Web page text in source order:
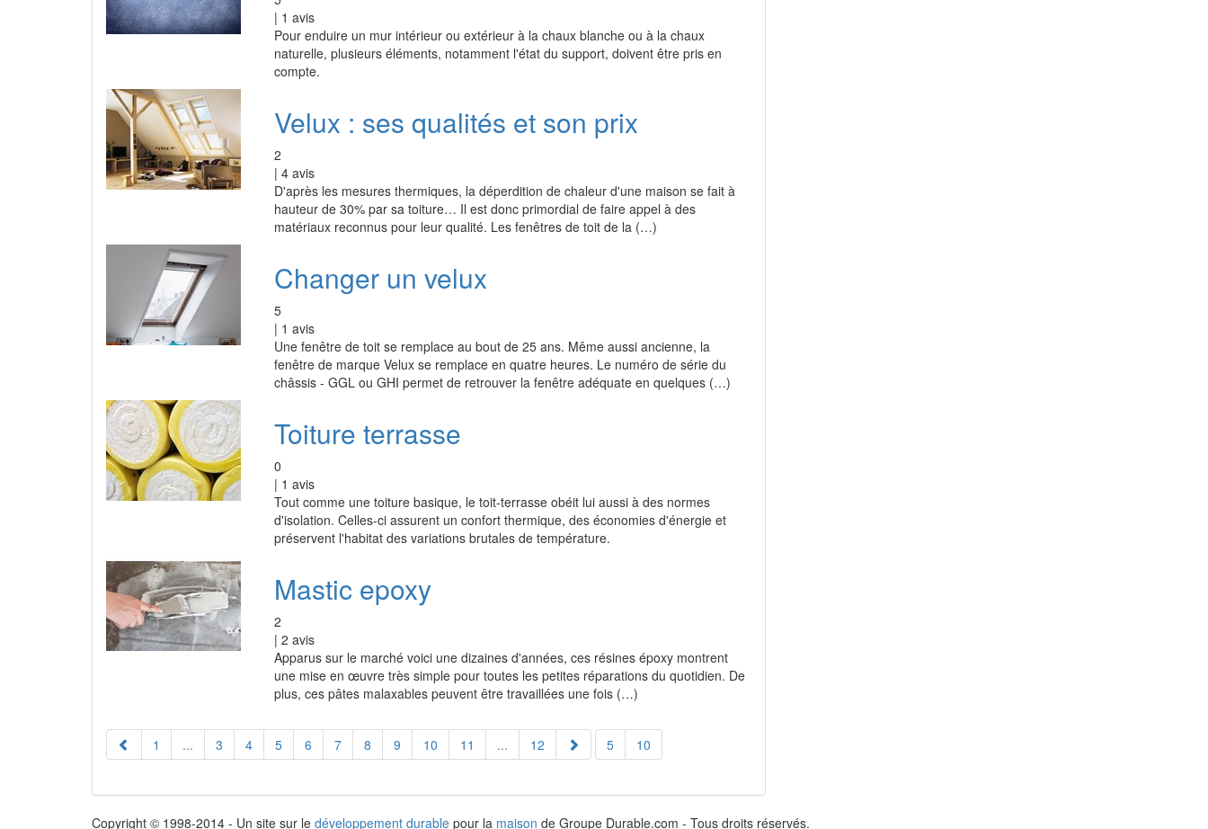
| 1 avis
Pour enduire un mur intérieur ou extérieur à la chaux blanche ou à la chaux
naturelle, plusieurs éléments, notamment l'état du support, doivent être pris en
compte.
Velux : ses qualités et son prix
2
| 4 avis
D'après les mesures thermiques, la déperdition de chaleur d'une maison se fait à
hauteur de 30% par sa toiture… Il est donc primordial de faire appel à des
matériaux reconnus pour leur qualité. Les fenêtres de toit de la (…)
Changer un velux
5
| 1 avis
Une fenêtre de toit se remplace au bout de 25 ans. Même aussi ancienne, la
fenêtre de marque Velux se remplace en quatre heures. Le numéro de série du
châssis - GGL ou GHI permet de retrouver la fenêtre adéquate en quelques (…)
Toiture terrasse
0
| 1 avis
Tout comme une toiture basique, le toit-terrasse obéit lui aussi à des normes
d'isolation. Celles-ci assurent un confort thermique, des économies d'énergie et
préservent l'habitat des variations brutales de température.
Mastic epoxy
2
| 2 avis
Apparus sur le marché voici une dizaines d'années, ces résines époxy montrent
une mise en œuvre très simple pour toutes les petites réparations du quotidien. De
plus, ces pâtes malaxables peuvent être travaillées une fois (…)
1 ... 3 4 5 6 7 8 9 10 11 ... 12 5 10
Copyright © 1998-2014 - Un site sur le développement durable pour la maison de Groupe Durable.com - Tous droits réservés.